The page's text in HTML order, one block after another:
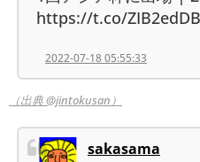
https://t.co/
2022-07-18 05:55:33
（出典 @jintokusan）
sakasama